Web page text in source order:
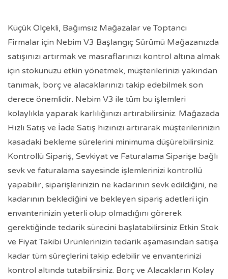
Küçük Ölçekli, Bağımsız Mağazalar ve Toptancı
Firmalar için Nebim V3 Başlangıç Sürümü Mağazanızda
satışınızı artırmak ve masraflarınızı kontrol altına almak
için stokunuzu etkin yönetmek, müşterilerinizi yakından
tanımak, borç ve alacaklarınızı takip edebilmek son
derece önemlidir. Nebim V3 ile tüm bu işlemleri
kolaylıkla yaparak karlılığınızı artırabilirsiniz. Mağazada
Hızlı Satış ve İade Satış hızınızı artırarak müşterilerinizin
kasadaki bekleme sürelerini minimuma düşürebilirsiniz.
Kontrollü Sipariş, Sevkiyat ve Faturalama Siparişe bağlı
sevk ve faturalama sayesinde işlemlerinizi kontrollü
yapabilir, siparişlerinizin ne kadarının sevk edildiğini, ne
kadarının beklediğini ve bekleyen sipariş adetleri için
envanterinizin yeterli olup olmadığını görerek
gerektiğinde tedarik sürecini başlatabilirsiniz Etkin Stok
ve Fiyat Takibi Ürünlerinizin tedarik aşamasından satışa
kadar tüm süreçlerini takip edebilir ve envanterinizi
kontrol altında tutabilirsiniz. Borç ve Alacakların Kolay